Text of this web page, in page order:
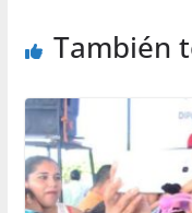
También